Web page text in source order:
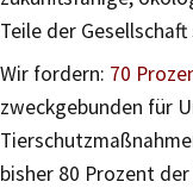
Teile der
Wir fordern: 70
zweckgebunden für
bisher 80 Prozent